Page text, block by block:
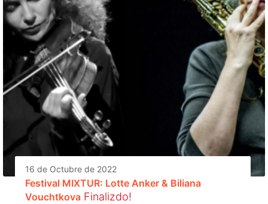
16 de Octubre de 2022
Festival MIXTUR: Lotte Anker & Biliana
Vouchtkova Finalizdo!